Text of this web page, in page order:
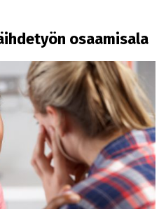
osaamisala